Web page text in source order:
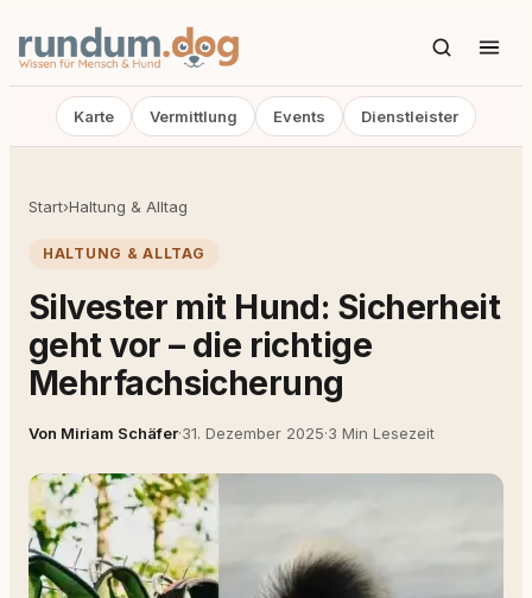
Karte Vermittlung Events Dienstleister
Start›Haltung & Alltag
HALTUNG & ALLTAG
Silvester mit Hund: Sicherheit
geht vor – die richtige
Mehrfachsicherung
Von Miriam Schäfer·31. Dezember 2025·3 Min Lesezeit